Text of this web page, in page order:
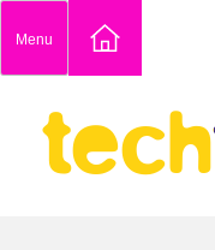
content
Menu